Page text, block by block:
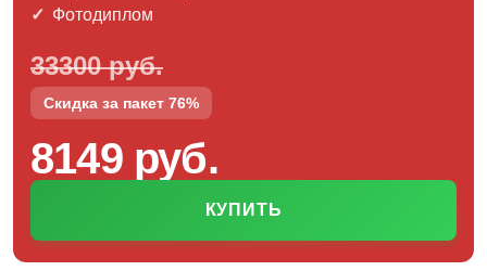
Фотодиплом
33300 руб.
Скидка за пакет 76%
8149 руб.
КУПИТЬ